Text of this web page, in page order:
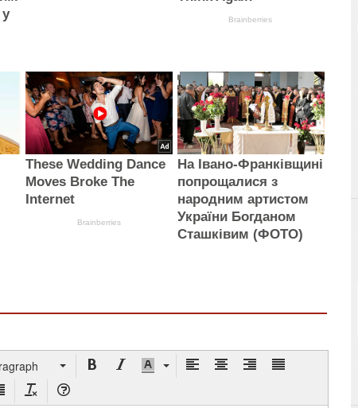
Brainberries
These Wedding Dance
Moves Broke The
Internet
Brainberries
На Івано-Франківщині
попрощалися з
народним артистом
України Богданом
Сташківим (ФОТО)